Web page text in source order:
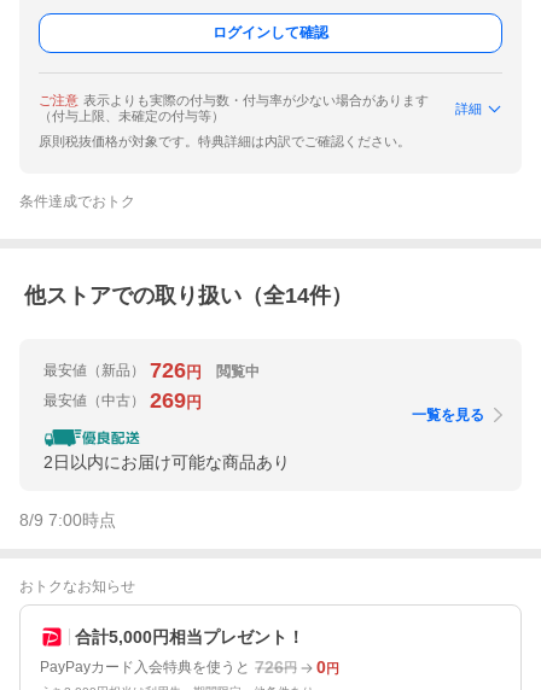
ログインして確認
ご注意 表示よりも実際の付与数・付与率が少ない場合があります
（付与上限、未確定の付与等）
詳細
原則税抜価格が対象です。特典詳細は内訳でご確認ください。
条件達成でおトク
他ストアでの取り扱い（全14件）
最安値 （新品） 726円
閲覧中
最安値 （中古） 269円
2日以内にお届け可能な商品あり
一覧を見る
8/9 7:00時点
おトクなお知らせ
合計5,000円相当プレゼント！
PayPayカード入会特典を使うと 726円 0円